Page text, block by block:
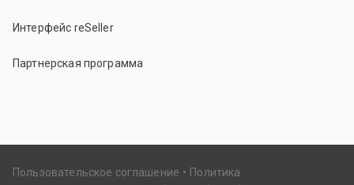
Интерфейс reSeller
Партнерская программа
Пользовательское соглашение
Политика